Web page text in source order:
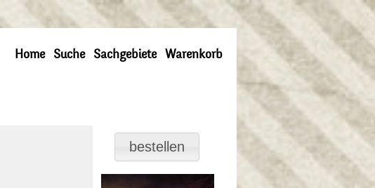
Home Suche Sachgebiete Warenkorb